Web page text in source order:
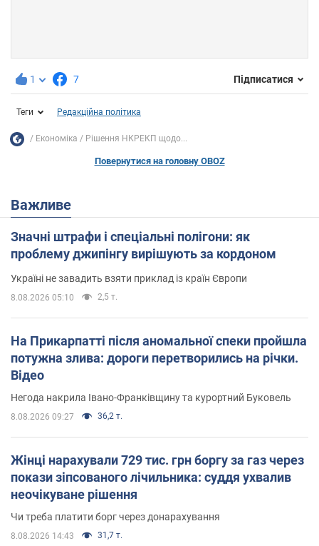
1 7 Підписатися
Теги Редакційна політика
Економіка Рішення НКРЕКП щодо...
Повернутися на головну OBOZ
Важливе
Значні штрафи і спеціальні полігони: як
проблему джипінгу вирішують за кордоном
Україні не завадить взяти приклад із країн Європи
8.08.2026 05:10 2,5 т.
На Прикарпатті після аномальної спеки пройшла
потужна злива: дороги перетворились на річки.
Відео
Негода накрила Івано-Франківщину та курортний Буковель
8.08.2026 09:27 36,2 т.
Жінці нарахували 729 тис. грн боргу за газ через
покази зіпсованого лічильника: суддя ухвалив
неочікуване рішення
Чи треба платити борг через донарахування
8.08.2026 14:43 31,7 т.